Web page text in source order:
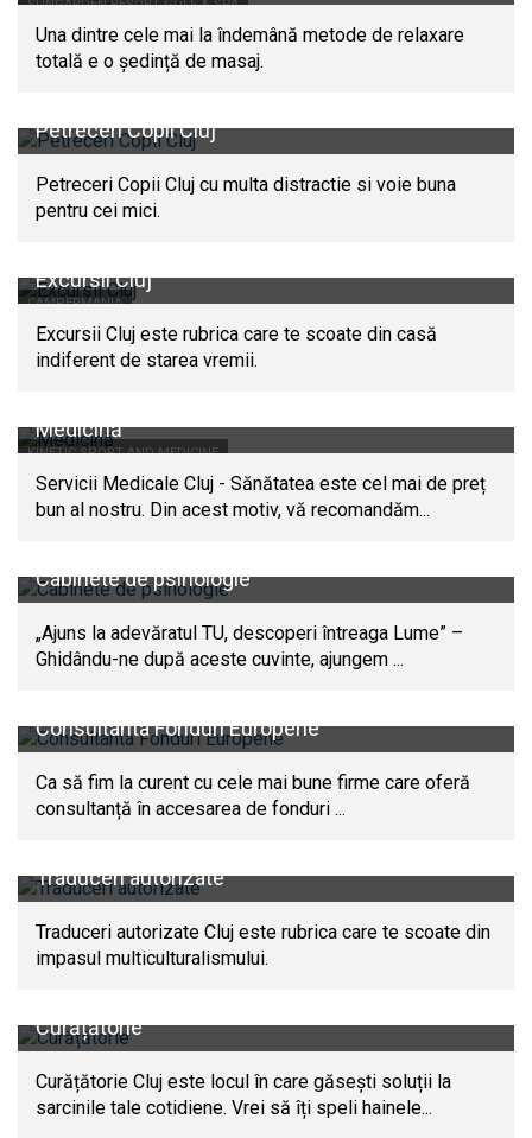
SUNGARDEN RESORT GOLF & SPA
Una dintre cele mai la îndemână metode de relaxare
totală e o ședință de masaj.
Petreceri Copii Cluj
Petreceri Copii Cluj cu multa distractie si voie buna
pentru cei mici.
CAMPERMANIA
Excursii Cluj
Excursii Cluj este rubrica care te scoate din casă
indiferent de starea vremii.
KINETIC SPORT AND MEDICINE
Medicină
Servicii Medicale Cluj - Sănătatea este cel mai de preț
bun al nostru. Din acest motiv, vă recomandăm...
Cabinete de psihologie
„Ajuns la adevăratul TU, descoperi întreaga Lume” –
Ghidându-ne după aceste cuvinte, ajungem ...
Consultanta Fonduri Europene
Ca să fim la curent cu cele mai bune firme care oferă
consultanță în accesarea de fonduri ...
Traduceri autorizate
Traduceri autorizate Cluj este rubrica care te scoate din
impasul multiculturalismului.
Curățătorie
Curățătorie Cluj este locul în care găsești soluții la
sarcinile tale cotidiene. Vrei să îți speli hainele...